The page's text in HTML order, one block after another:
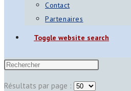
Contact
Partenaires
Toggle website search
Résultats par page :